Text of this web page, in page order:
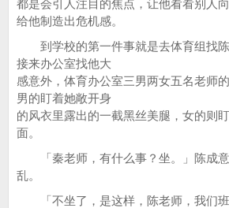
都是会引人注目的焦点，让他看看别人
给他制造出危机感。
到学校的第一件事就是去体育组找陈
接来办公室找他大
感意外，体育办公室三男两女五名老师
男的盯着她敞开身
的风衣里露出的一截黑丝美腿，女的则
面。
「秦老师，有什么事？坐。」陈成意
乱。
「不坐了，是这样，陈老师，我们班